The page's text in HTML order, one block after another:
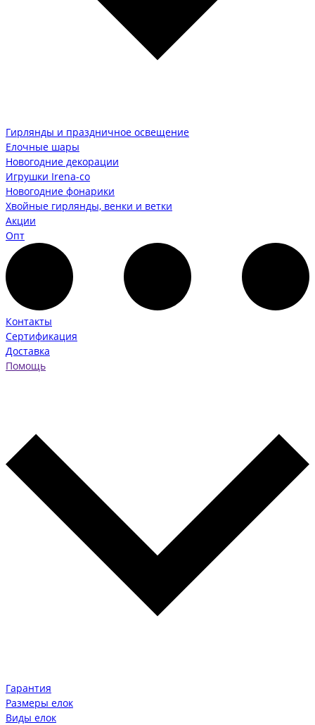
Гирлянды и праздничное освещение
Елочные шары
Новогодние декорации
Игрушки Irena-co
Новогодние фонарики
Хвойные гирлянды, венки и ветки
Акции
Опт
Контакты
Сертификация
Доставка
Помощь
Гарантия
Размеры елок
Виды елок